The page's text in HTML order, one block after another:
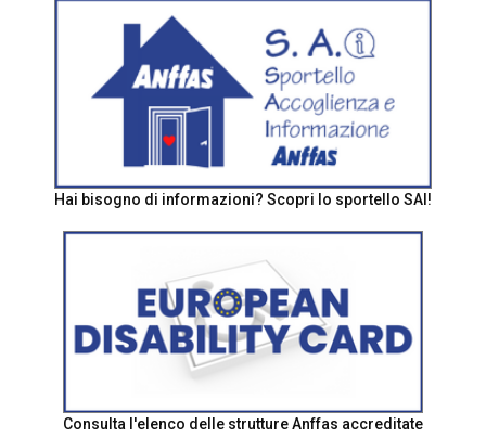
Hai bisogno di informazioni? Scopri lo sportello SAI!
Consulta l'elenco delle strutture Anffas accreditate